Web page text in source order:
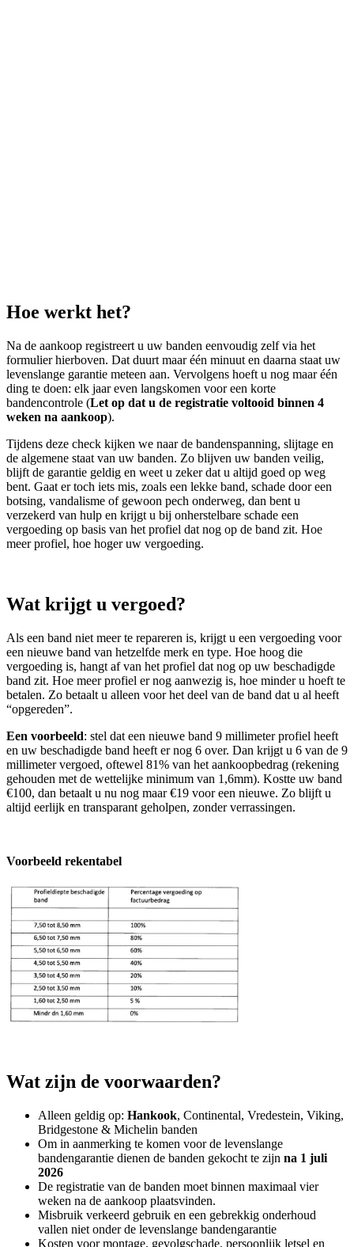
Hoe werkt het?
Na de aankoop registreert u uw banden eenvoudig zelf via het
formulier hierboven. Dat duurt maar één minuut en daarna staat uw
levenslange garantie meteen aan. Vervolgens hoeft u nog maar één
ding te doen: elk jaar even langskomen voor een korte
bandencontrole (Let op dat u de registratie voltooid binnen 4
weken na aankoop).
Tijdens deze check kijken we naar de bandenspanning, slijtage en
de algemene staat van uw banden. Zo blijven uw banden veilig,
blijft de garantie geldig en weet u zeker dat u altijd goed op weg
bent. Gaat er toch iets mis, zoals een lekke band, schade door een
botsing, vandalisme of gewoon pech onderweg, dan bent u
verzekerd van hulp en krijgt u bij onherstelbare schade een
vergoeding op basis van het profiel dat nog op de band zit. Hoe
meer profiel, hoe hoger uw vergoeding.
Wat krijgt u vergoed?
Als een band niet meer te repareren is, krijgt u een vergoeding voor
een nieuwe band van hetzelfde merk en type. Hoe hoog die
vergoeding is, hangt af van het profiel dat nog op uw beschadigde
band zit. Hoe meer profiel er nog aanwezig is, hoe minder u hoeft te
betalen. Zo betaalt u alleen voor het deel van de band dat u al heeft
“opgereden”.
Een voorbeeld: stel dat een nieuwe band 9 millimeter profiel heeft
en uw beschadigde band heeft er nog 6 over. Dan krijgt u 6 van de 9
millimeter vergoed, oftewel 81% van het aankoopbedrag (rekening
gehouden met de wettelijke minimum van 1,6mm). Kostte uw band
€100, dan betaalt u nu nog maar €19 voor een nieuwe. Zo blijft u
altijd eerlijk en transparant geholpen, zonder verrassingen.
Voorbeeld rekentabel
Wat zijn de voorwaarden?
Alleen geldig op: Hankook, Continental, Vredestein, Viking,
Bridgestone & Michelin banden
Om in aanmerking te komen voor de levenslange
bandengarantie dienen de banden gekocht te zijn na 1 juli
2026
De registratie van de banden moet binnen maximaal vier
weken na de aankoop plaatsvinden.
Misbruik verkeerd gebruik en een gebrekkig onderhoud
vallen niet onder de levenslange bandengarantie
Kosten voor montage, gevolgschade, persoonlijk letsel en